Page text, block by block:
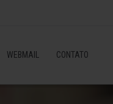
WEBMAIL CONTATO